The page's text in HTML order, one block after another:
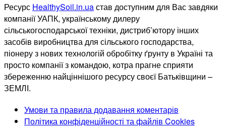
Ресурс HealthySoil.in.uaстав доступним для Вас завдяки
компанії УАПК, українському дилеру
сільськогосподарської техніки, дистриб’ютору інших
засобів виробництва для сільського господарства,
піонеру з нових технологій обробітку ґрунту в Україні та
просто компанії з командою, котра прагне сприяти
збереженню найціннішого ресурсу своєї Батьківщини –
ЗЕМЛІ.
Умови та правила додавання коментарів
Політика конфіденційності та файлів Cookies